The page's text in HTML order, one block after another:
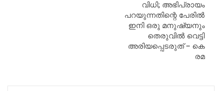
വിധി; അഭിപ്രായം
പറയുന്നതിന്റെ പേരിൽ
ഇനി ഒരു മനുഷ്യനും
തെരുവിൽ വെട്ടി
അരിയപ്പെടരുത് – കെ
രമ